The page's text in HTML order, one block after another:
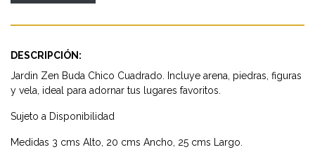
DESCRIPCIÓN:
Jardin Zen Buda Chico Cuadrado. Incluye arena, piedras, figuras
y vela, ideal para adornar tus lugares favoritos.
Sujeto a Disponibilidad
Medidas 3 cms Alto, 20 cms Ancho, 25 cms Largo.